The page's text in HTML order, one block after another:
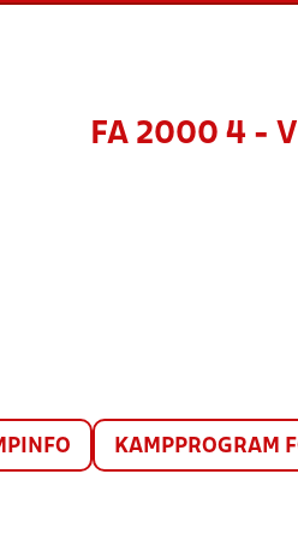
FA 2000 4 -
KAMPPROGRAM